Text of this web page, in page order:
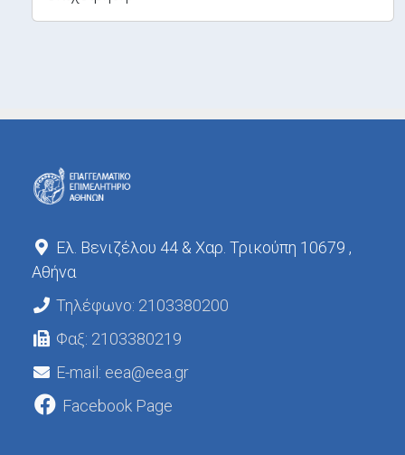
Ελ. Βενιζέλου 44 & Χαρ. Τρικούπη 10679 ,
Αθήνα
Τηλέφωνο: 2103380200
Φαξ: 2103380219
E-mail: eea@eea.gr
Facebook Page